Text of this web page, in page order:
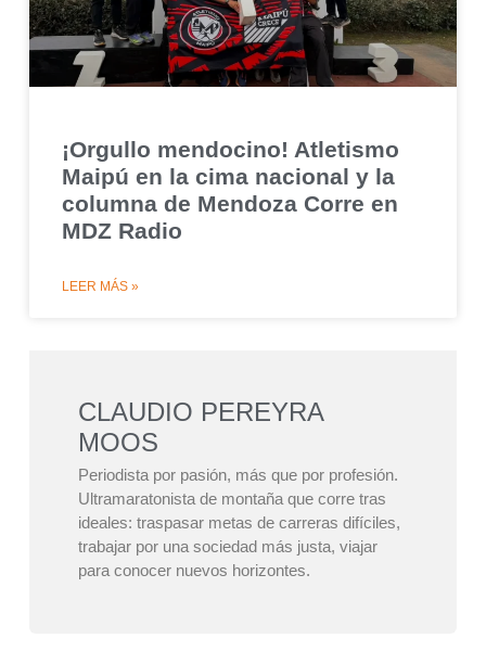
¡Orgullo mendocino! Atletismo
Maipú en la cima nacional y la
columna de Mendoza Corre en
MDZ Radio
LEER MÁS »
CLAUDIO PEREYRA
MOOS
Periodista por pasión, más que por profesión.
Ultramaratonista de montaña que corre tras
ideales: traspasar metas de carreras difíciles,
trabajar por una sociedad más justa, viajar
para conocer nuevos horizontes.